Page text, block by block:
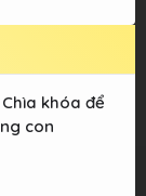
khóa để
con